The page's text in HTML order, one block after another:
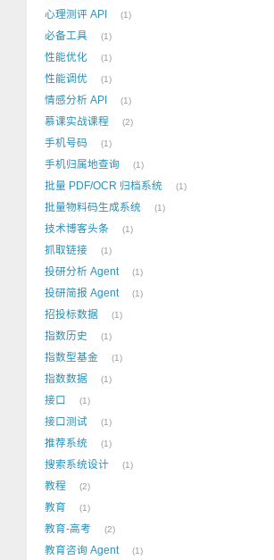
心理测评 API 1
必备工具 1
性能优化 1
性能调优 1
情感分析 API 1
慕课实战课程 2
手机号码 1
手机归属地查询 1
批量 PDF/OCR 归档系统 1
批量物料码生成系统 1
技术博客头条 1
抓取链接 1
投研分析 Agent 1
投研简报 Agent 1
招投标数据 1
指数历史 1
指数型基金 1
指数数据 1
接口 1
接口测试 1
推荐系统 1
搜索系统设计 1
教程 2
教育 1
教育-高考 2
教育咨询 Agent 1